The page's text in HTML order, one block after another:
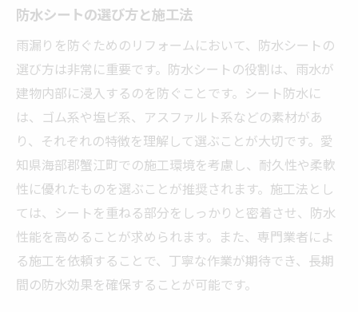
防水シートの選び方と施工法
雨漏りを防ぐためのリフォームにおいて、防水シートの
選び方は非常に重要です。防水シートの役割は、雨水が
建物内部に浸入するのを防ぐことです。シート防水に
は、ゴム系や塩ビ系、アスファルト系などの素材があ
り、それぞれの特徴を理解して選ぶことが大切です。愛
知県海部郡蟹江町での施工環境を考慮し、耐久性や柔軟
性に優れたものを選ぶことが推奨されます。施工法とし
ては、シートを重ねる部分をしっかりと密着させ、防水
性能を高めることが求められます。また、専門業者によ
る施工を依頼することで、丁寧な作業が期待でき、長期
間の防水効果を確保することが可能です。